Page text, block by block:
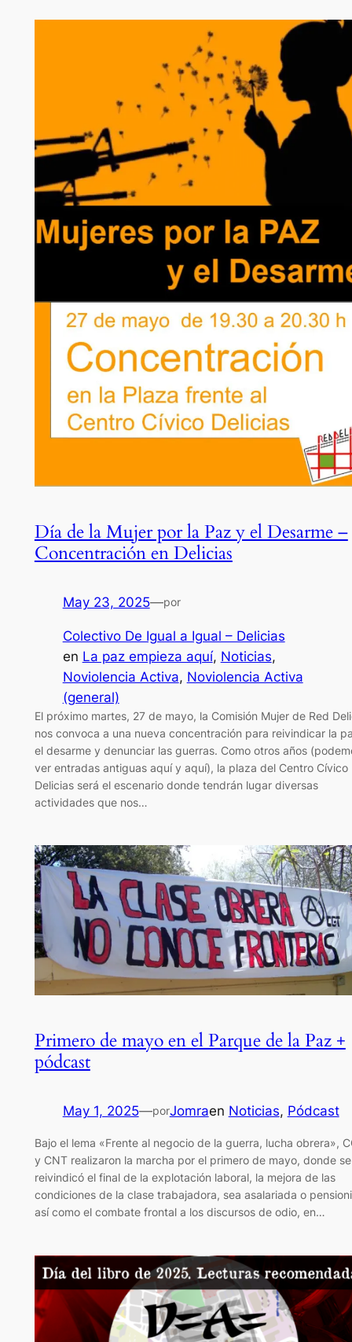
Día de la Mujer por la Paz y el Desarme –
Concentración en Delicias
May 23, 2025—por
Colectivo De Igual a Igual – Delicias
en La paz empieza aquí, Noticias
Noviolencia Activa, Noviolencia Activa
(general)
El próximo martes, 27 de mayo, la Comisión Mujer de Red
nos convoca a una nueva concentración para reivindicar la
el desarme y denunciar las guerras. Como otros años
ver entradas antiguas aquí y aquí), la plaza del Centro Cívico
Delicias será el escenario donde tendrán lugar diversas
actividades que nos…
Primero de mayo en el Parque de la Paz +
pódcast
May 1, 2025—porJomraen Noticias, Pódcast
Bajo el lema «Frente al negocio de la guerra, lucha obrera»,
y CNT realizaron la marcha por el primero de mayo, donde se
reivindicó el final de la explotación laboral, la mejora de las
condiciones de la clase trabajadora, sea asalariada o
así como el combate frontal a los discursos de odio, en…